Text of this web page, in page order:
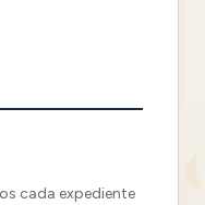
cada expediente